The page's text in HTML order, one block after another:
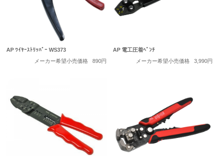
AP ﾜｲﾔｰｽﾄﾘｯﾊﾟｰ WS373
メーカー希望小売価格
890円
AP 電工圧着ﾍﾟﾝﾁ
メーカー希望小売価格
3,990円